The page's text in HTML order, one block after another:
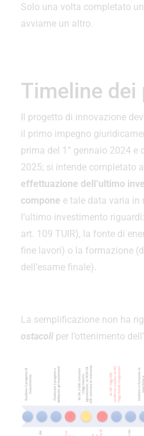
Solo una volta completato
avviarne un altro.
Timeline dei
Il progetto di innovazione
il primo impegno
prima del 1° gennaio 2024 e
2025; si intende completato
effettuazione dell’ultimo
compone e tale data varia in
l’ultimo investimento
art. 109 TUIR), la fonte di
fine lavori) o la formazione
dell’esame finale).
La semplificazione non ha
ostacoli per l’ottenimento